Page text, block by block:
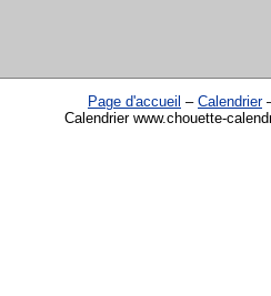
Page d'accueil – Calendrier
Calendrier www.chouette-